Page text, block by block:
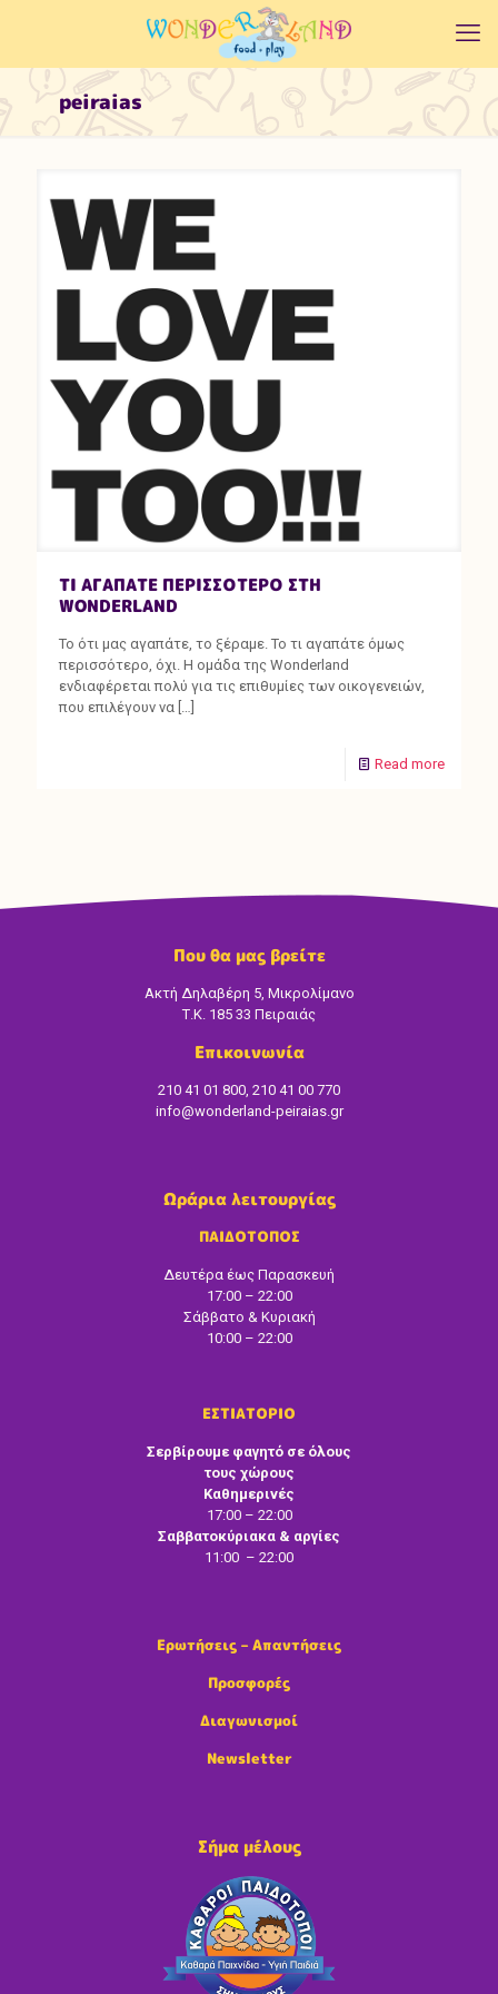
peiraias
ΤΙ ΑΓΑΠΑΤΕ ΠΕΡΙΣΣΟΤΕΡΟ ΣΤΗ
WONDERLAND
Το ότι μας αγαπάτε, το ξέραμε. Το τι αγαπάτε όμως
περισσότερο, όχι. Η ομάδα της Wonderland
ενδιαφέρεται πολύ για τις επιθυμίες των οικογενειών,
που επιλέγουν να
Read more
Που θα μας βρείτε
Ακτή Δηλαβέρη 5, Μικρολίμανο
Τ.Κ. 185 33 Πειραιάς
Επικοινωνία
210 41 01 800, 210 41 00 770
info@wonderland-peiraias.gr
Ωράρια λειτουργίας
ΠΑΙΔΟΤΟΠΟΣ
Δευτέρα έως Παρασκευή
17:00 – 22:00
Σάββατο & Κυριακή
10:00 – 22:00
ΕΣΤΙΑΤΟΡΙΟ
Σερβίρουμε φαγητό σε όλους
τους χώρους
Καθημερινές
17:00 – 22:00
Σαββατοκύριακα & αργίες
11:00 – 22:00
Ερωτήσεις – Απαντήσεις
Προσφορές
Διαγωνισμοί
Newsletter
Σήμα μέλους